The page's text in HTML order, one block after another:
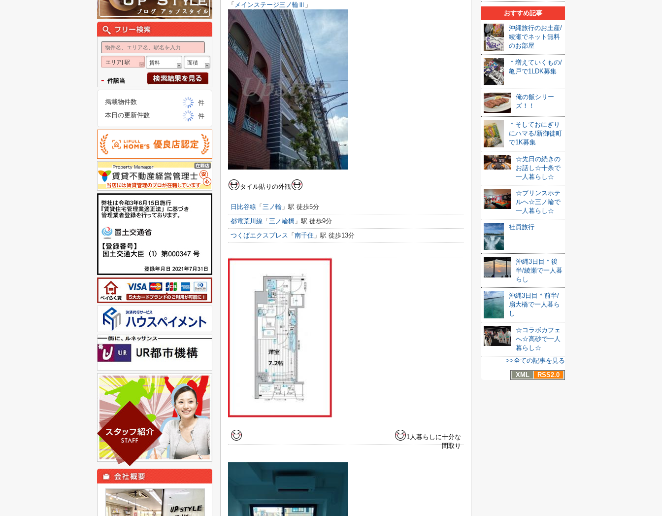
「 メインステージ三ノ輪Ⅲ 」
タイル貼りの外観
日比谷線 「 三ノ輪 」駅 徒歩5分
都電荒川線 「 三ノ輪橋 」駅 徒歩9分
つくばエクスプレス 「 南千住 」駅 徒歩13分
1人暮らしに十分な
間取り
おすすめ記事
沖縄旅行のお土産/
綾瀬でネット無料
のお部屋
＊増えていくもの/
亀戸で1LDK募集
俺の飯シリー
ズ！！
＊そしておにぎり
にハマる/新御徒町
で1K募集
☆先日の続きの
お話し☆十条で
一人暮らし☆
☆プリンスホテ
ルへ☆三ノ輪で
一人暮らし☆
社員旅行
沖縄3日目＊後
半/綾瀬で一人暮
らし
沖縄3日目＊前半/
扇大橋で一人暮ら
し
☆コラボカフェ
へ☆高砂で一人
暮らし☆
>>全ての記事を見る
XML
RSS2.0
エリア| 駅 賃料 面積
- 件該当
掲載物件数
件
本日の更新件数
件